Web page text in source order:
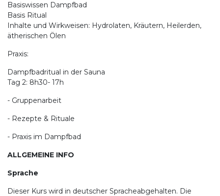
Basiswissen Dampfbad
Basis Ritual
Inhalte und Wirkweisen: Hydrolaten, Kräutern, Heilerden,
ätherischen Ölen
Praxis:
Dampfbadritual in der Sauna
Tag 2: 8h30- 17h
- Gruppenarbeit
- Rezepte & Rituale
- Praxis im Dampfbad
ALLGEMEINE INFO
Sprache
Dieser Kurs wird in deutscher Spracheabgehalten. Die